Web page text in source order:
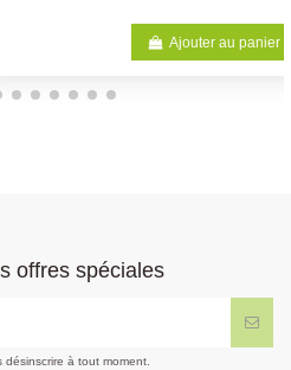
offres spéciales
désinscrire à tout moment.